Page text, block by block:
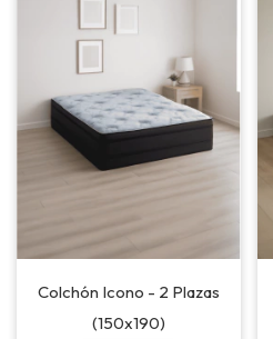
Colchón Icono - 2 Plazas
(150x190)